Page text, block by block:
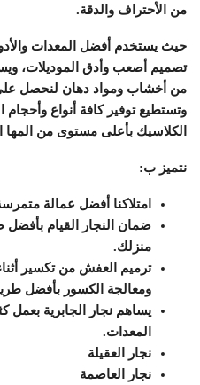
من الأحتراف والدقة.
حيث يستخدم أفضل المعدات
تصميم أصعب وأدق الموديلات،
من أخشاب ومواد دهان لنحصل على
وتستطيع توفير كافة أنواع وأحجام
الكلاسيك بأعلى مستوى من المها
نتميز ب:
امتلاكنا أفضل عمالة
ضمان النجار القيام بأفضل
منزلك.
ترميم العفش من تكسير
ومعالجة الكسور بأفضل
يساهم نجار الجابرية بعمل
المعدات.
نجار العقيلة
نجار العاصمة